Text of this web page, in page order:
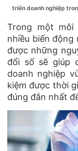
triển doanh nghiệp
Trong một
nhiều biến động
được những
đổi số sẽ giúp
doanh nghiệp
kiệm được thời
đúng đắn nhất